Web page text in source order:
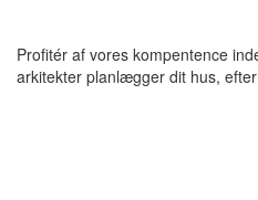
Profitér af vores kompentence
arkitekter planlægger dit hus,